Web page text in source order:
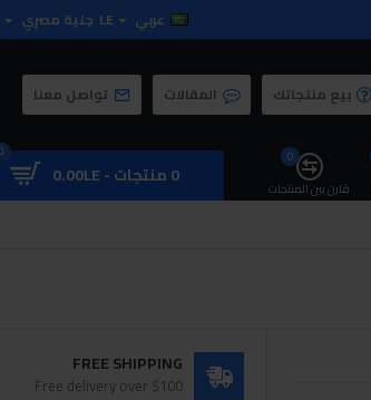
عربي LE جنية مصري
بيع منتجاتك المقالات تواصل معنا
قارن بين المنتجات
0
0 منتجات - 0.00LE
FREE SHIPPING
Free delivery over $100